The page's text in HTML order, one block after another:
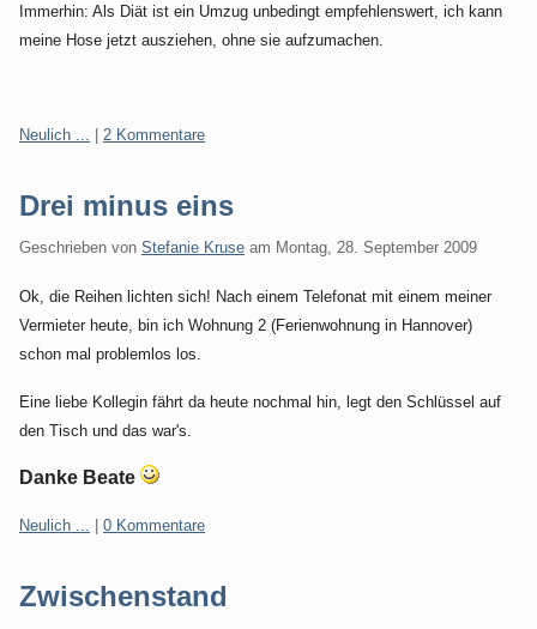
Immerhin: Als Diät ist ein Umzug unbedingt empfehlenswert, ich kann
meine Hose jetzt ausziehen, ohne sie aufzumachen.
Kategorien:
Neulich ... 2 Kommentare
Drei minus eins
Geschrieben von Stefanie Kruse am Montag, 28. September 2009
Ok, die Reihen lichten sich! Nach einem Telefonat mit einem meiner
Vermieter heute, bin ich Wohnung 2 (Ferienwohnung in Hannover)
schon mal problemlos los.
Eine liebe Kollegin fährt da heute nochmal hin, legt den Schlüssel auf
den Tisch und das war's.
Danke Beate
Kategorien:
Neulich ... 0 Kommentare
Zwischenstand